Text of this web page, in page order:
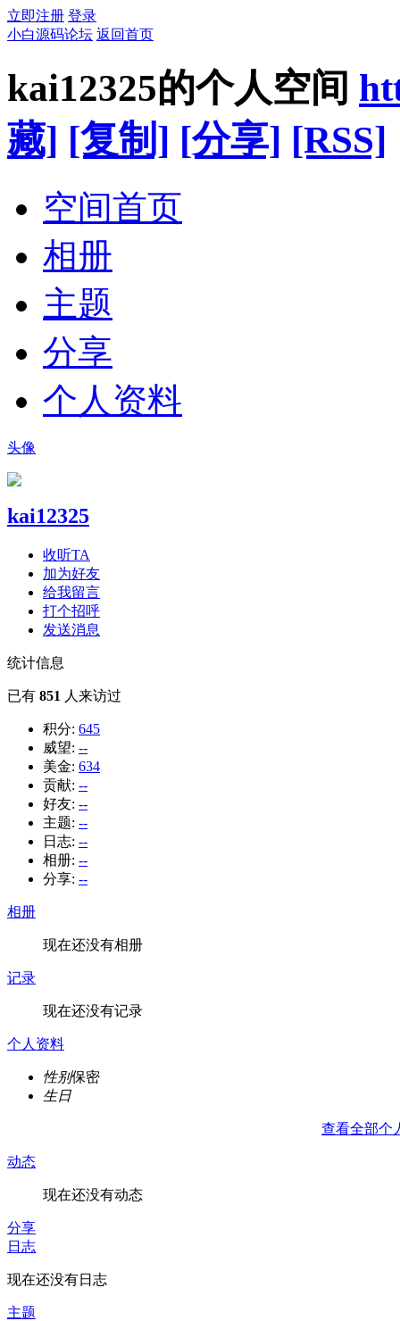
立即注册 登录
小白源码论坛 返回首页
kai12325的个人空间
藏] [复制] [分享] [RSS]
空间首页
相册
主题
分享
个人资料
头像
kai12325
收听TA
加为好友
给我留言
打个招呼
发送消息
统计信息
已有 851 人来访过
积分: 645
威望: --
美金: 634
贡献: --
好友: --
主题: --
日志: --
相册: --
分享: --
相册
现在还没有相册
记录
现在还没有记录
个人资料
性别保密
生日
查看全部个
动态
现在还没有动态
分享
日志
现在还没有日志
主题